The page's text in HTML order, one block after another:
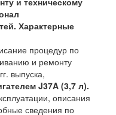
Характерные
процедур по
и ремонту
выпуска,
J37A (3,7 л).
описания
сведения по